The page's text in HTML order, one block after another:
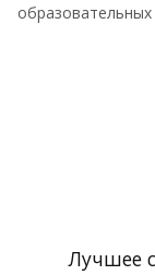
Лучшее